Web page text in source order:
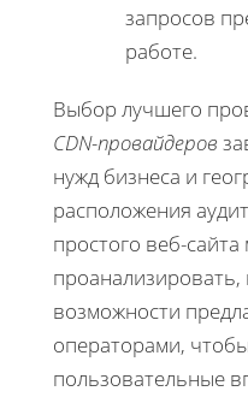
запросов
работе.
Выбор лучшего
CDN-провайдеров
нужд бизнеса и
расположения
простого веб-
проанализировать,
возможности
операторами,
пользовательные